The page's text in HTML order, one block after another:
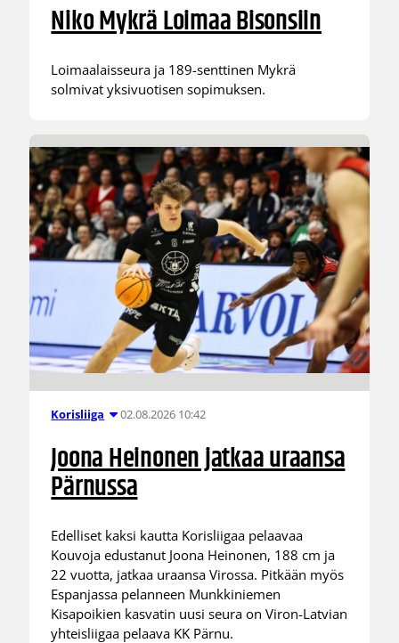
Niko Mykrä Loimaa Bisonsiin
Loimaalaisseura ja 189-senttinen Mykrä
solmivat yksivuotisen sopimuksen.
Korisliiga 02.08.2026 10:42
Joona Heinonen jatkaa uraansa
Pärnussa
Edelliset kaksi kautta Korisliigaa pelaavaa
Kouvoja edustanut Joona Heinonen, 188 cm ja
22 vuotta, jatkaa uraansa Virossa. Pitkään myös
Espanjassa pelanneen Munkkiniemen
Kisapoikien kasvatin uusi seura on Viron-Latvian
yhteisliigaa pelaava KK Pärnu.